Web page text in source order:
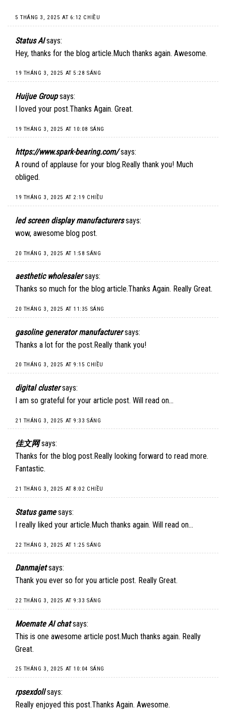
5 THÁNG 3, 2025 AT 6:12 CHIỀU
Status AI says:
Hey, thanks for the blog article.Much thanks again. Awesome.
19 THÁNG 3, 2025 AT 5:28 SÁNG
Huijue Group says:
I loved your post.Thanks Again. Great.
19 THÁNG 3, 2025 AT 10:08 SÁNG
https://www.spark-bearing.com/ says:
A round of applause for your blog.Really thank you! Much
obliged.
19 THÁNG 3, 2025 AT 2:19 CHIỀU
led screen display manufacturers says:
wow, awesome blog post.
20 THÁNG 3, 2025 AT 1:58 SÁNG
aesthetic wholesaler says:
Thanks so much for the blog article.Thanks Again. Really Great.
20 THÁNG 3, 2025 AT 11:35 SÁNG
gasoline generator manufacturer says:
Thanks a lot for the post.Really thank you!
20 THÁNG 3, 2025 AT 9:15 CHIỀU
digital cluster says:
I am so grateful for your article post. Will read on…
21 THÁNG 3, 2025 AT 9:33 SÁNG
佳文网 says:
Thanks for the blog post.Really looking forward to read more.
Fantastic.
21 THÁNG 3, 2025 AT 8:02 CHIỀU
Status game says:
I really liked your article.Much thanks again. Will read on…
22 THÁNG 3, 2025 AT 1:25 SÁNG
Danmajet says:
Thank you ever so for you article post. Really Great.
22 THÁNG 3, 2025 AT 9:33 SÁNG
Moemate AI chat says:
This is one awesome article post.Much thanks again. Really
Great.
25 THÁNG 3, 2025 AT 10:04 SÁNG
rpsexdoll says:
Really enjoyed this post.Thanks Again. Awesome.